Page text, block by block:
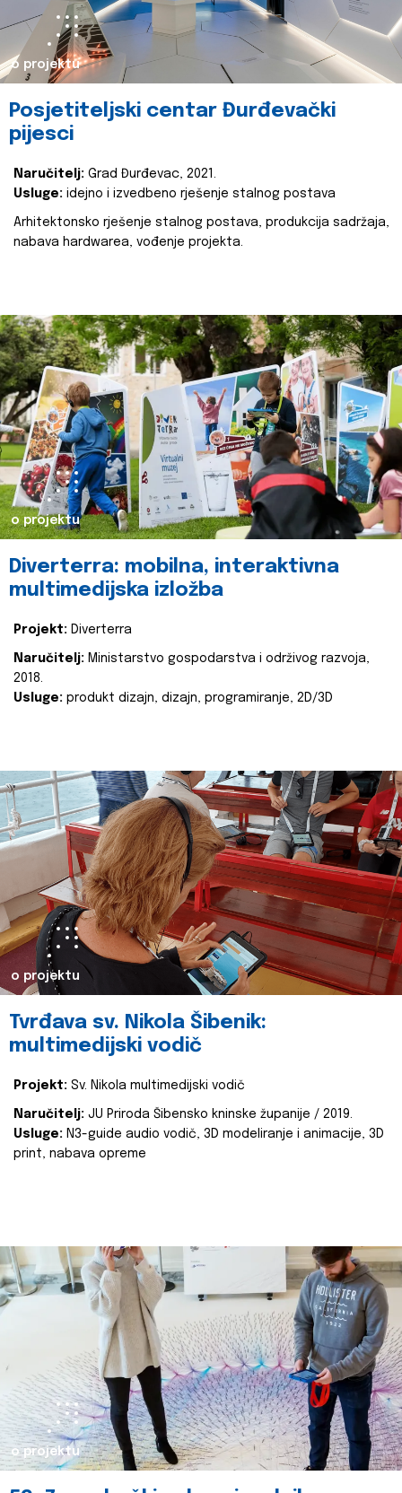
o projektu
Posjetiteljski centar Đurđevački
pijesci
Naručitelj: Grad Đurđevac, 2021.
Usluge: idejno i izvedbeno rješenje stalnog postava
Arhitektonsko rješenje stalnog postava, produkcija sadržaja,
nabava hardwarea, vođenje projekta.
o projektu
Diverterra: mobilna, interaktivna
multimedijska izložba
Projekt: Diverterra
Naručitelj: Ministarstvo gospodarstva i održivog razvoja,
2018.
Usluge: produkt dizajn, dizajn, programiranje, 2D/3D
o projektu
Tvrđava sv. Nikola Šibenik:
multimedijski vodič
Projekt: Sv. Nikola multimedijski vodič
Naručitelj: JU Priroda Šibensko kninske županije / 2019.
Usluge: N3-guide audio vodič, 3D modeliranje i animacije, 3D
print, nabava opreme
o projektu